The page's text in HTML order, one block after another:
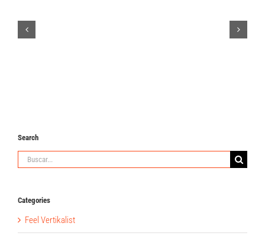
Search
Buscar:
Categories
Feel Vertikalist